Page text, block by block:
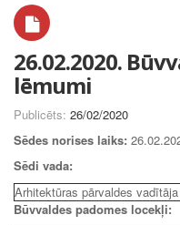
26.02.2020.
lēmumi
Publicēts: 26/02/2020
Sēdes norises laiks:
Sēdi vada:
Arhitektūras pārvaldes vadītāja
Būvvaldes padomes locekļi: